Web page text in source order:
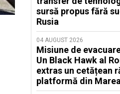
sursă propus fără
Rusia
04 AUGUST 2026
Misiune de
Un Black Hawk al
extras un cetățean
platformă din